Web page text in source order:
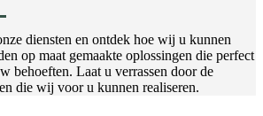
diensten en ontdek hoe wij u kunnen
op maat gemaakte oplossingen die perfect
behoeften. Laat u verrassen door de
die wij voor u kunnen realiseren.